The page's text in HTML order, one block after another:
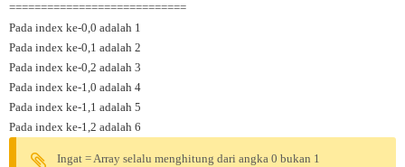
============================
Pada index ke-0,0 adalah 1
Pada index ke-0,1 adalah 2
Pada index ke-0,2 adalah 3
Pada index ke-1,0 adalah 4
Pada index ke-1,1 adalah 5
Pada index ke-1,2 adalah 6
Ingat = Array selalu menghitung dari angka 0 bukan 1